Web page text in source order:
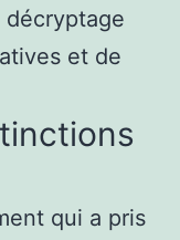
et de
qui a pris